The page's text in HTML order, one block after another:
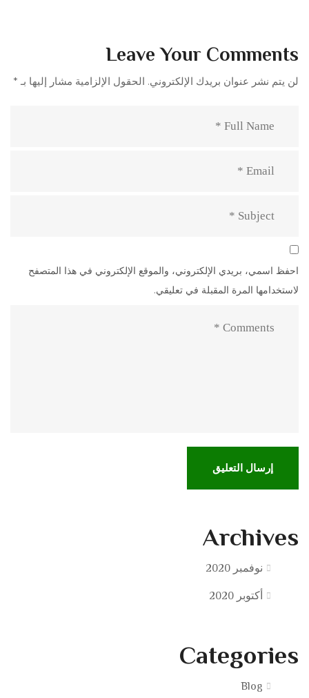
Leave Your Comments
لن يتم نشر عنوان بريدك الإلكتروني. الحقول الإلزامية مشار إليها بـ *
احفظ اسمي، بريدي الإلكتروني، والموقع الإلكتروني في هذا المتصفح
لاستخدامها المرة المقبلة في تعليقي.
Archives
نوفمبر 2020
أكتوبر 2020
Categories
Blog